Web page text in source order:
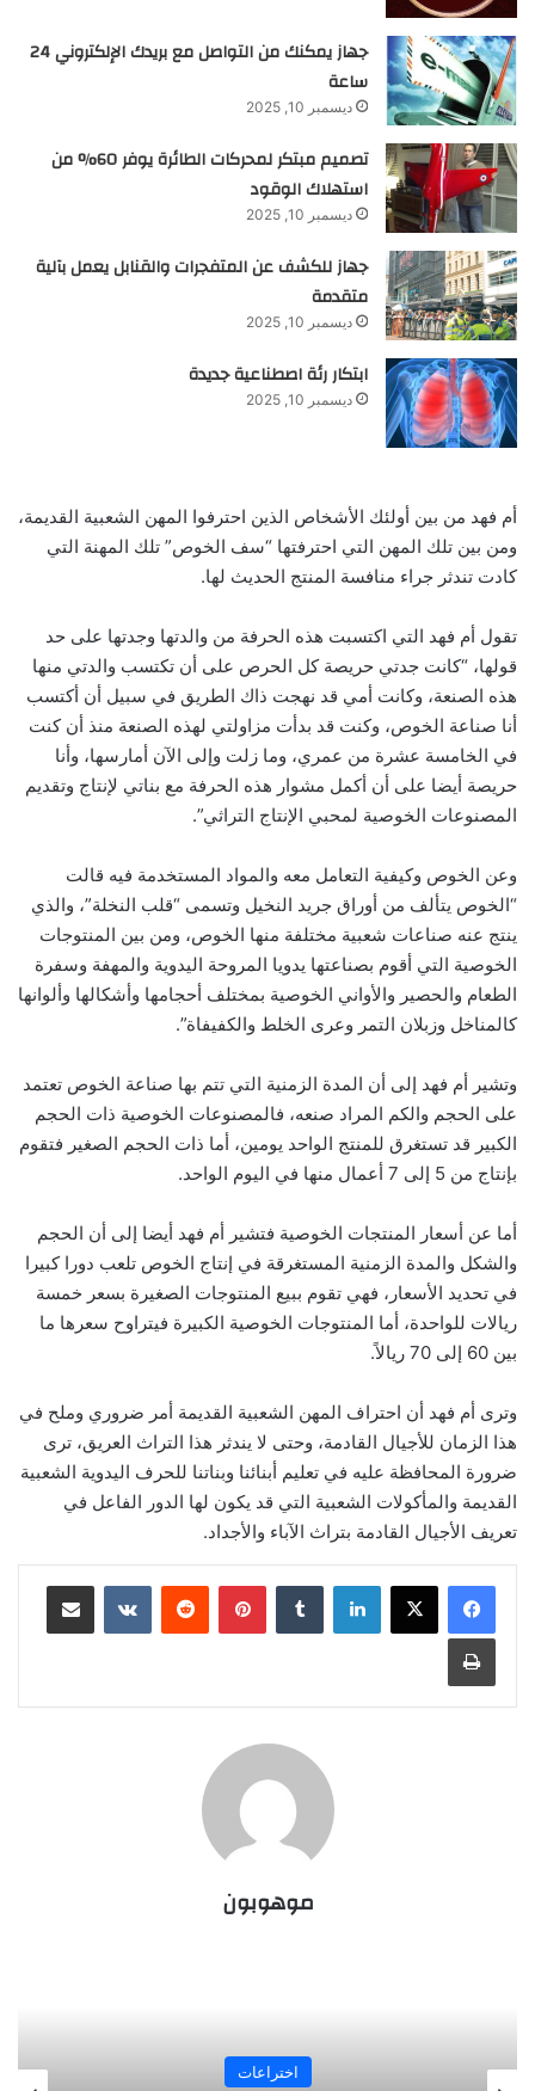
جهاز يمكنك من التواصل مع بريدك الإلكتروني 24
ساعة
ديسمبر 10, 2025
تصميم مبتكر لمحركات الطائرة يوفر 60% من
استهلاك الوقود
ديسمبر 10, 2025
جهاز للكشف عن المتفجرات والقنابل يعمل بآلية
متقدمة
ديسمبر 10, 2025
ابتكار رئة اصطناعية جديدة
ديسمبر 10, 2025
أم فهد من بين أولئك الأشخاص الذين احترفوا المهن الشعبية القديمة،
ومن بين تلك المهن التي احترفتها “سف الخوص” تلك المهنة التي
كادت تندثر جراء منافسة المنتج الحديث لها.
تقول أم فهد التي اكتسبت هذه الحرفة من والدتها وجدتها على حد
قولها، “كانت جدتي حريصة كل الحرص على أن تكتسب والدتي منها
هذه الصنعة، وكانت أمي قد نهجت ذاك الطريق في سبيل أن أكتسب
أنا صناعة الخوص، وكنت قد بدأت مزاولتي لهذه الصنعة منذ أن كنت
في الخامسة عشرة من عمري، وما زلت وإلى الآن أمارسها، وأنا
حريصة أيضا على أن أكمل مشوار هذه الحرفة مع بناتي لإنتاج وتقديم
المصنوعات الخوصية لمحبي الإنتاج التراثي”.
وعن الخوص وكيفية التعامل معه والمواد المستخدمة فيه قالت
“الخوص يتألف من أوراق جريد النخيل وتسمى “قلب النخلة”، والذي
ينتج عنه صناعات شعبية مختلفة منها الخوص، ومن بين المنتوجات
الخوصية التي أقوم بصناعتها يدويا المروحة اليدوية والمهفة وسفرة
الطعام والحصير والأواني الخوصية بمختلف أحجامها وأشكالها وألوانها
كالمناخل وزبلان التمر وعرى الخلط والكفيفاة”.
وتشير أم فهد إلى أن المدة الزمنية التي تتم بها صناعة الخوص تعتمد
على الحجم والكم المراد صنعه، فالمصنوعات الخوصية ذات الحجم
الكبير قد تستغرق للمنتج الواحد يومين، أما ذات الحجم الصغير فتقوم
بإنتاج من 5 إلى 7 أعمال منها في اليوم الواحد.
أما عن أسعار المنتجات الخوصية فتشير أم فهد أيضا إلى أن الحجم
والشكل والمدة الزمنية المستغرقة في إنتاج الخوص تلعب دورا كبيرا
في تحديد الأسعار، فهي تقوم ببيع المنتوجات الصغيرة بسعر خمسة
ريالات للواحدة، أما المنتوجات الخوصية الكبيرة فيتراوح سعرها ما
بين 60 إلى 70 ريالاً.
وترى أم فهد أن احتراف المهن الشعبية القديمة أمر ضروري وملح في
هذا الزمان للأجيال القادمة، وحتى لا يندثر هذا التراث العريق، ترى
ضرورة المحافظة عليه في تعليم أبنائنا وبناتنا للحرف اليدوية الشعبية
القديمة والمأكولات الشعبية التي قد يكون لها الدور الفاعل في
تعريف الأجيال القادمة بتراث الآباء والأجداد.
لينكدإن بينتيريست
موهوبون
المجلة